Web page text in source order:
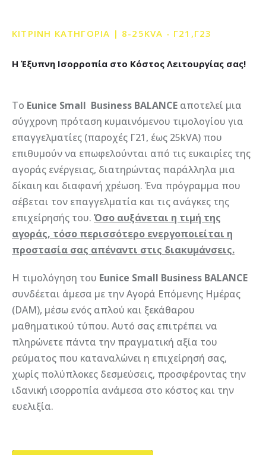
ΚΙΤΡΙΝΗ ΚΑΤΗΓΟΡΙΑ | 8-25KVA - Γ21,Γ23
Η Έξυπνη Ισορροπία στο Κόστος Λειτουργίας σας!
Το Eunice Small Business BALANCE αποτελεί μια
σύγχρονη πρόταση κυμαινόμενου τιμολογίου για
επαγγελματίες (παροχές Γ21, έως 25kVA) που
επιθυμούν να επωφελούνται από τις ευκαιρίες της
αγοράς ενέργειας, διατηρώντας παράλληλα μια
δίκαιη και διαφανή χρέωση. Ένα πρόγραμμα που
σέβεται τον επαγγελματία και τις ανάγκες της
επιχείρησής του. Όσο αυξάνεται η τιμή της
αγοράς, τόσο περισσότερο ενεργοποιείται η
προστασία σας απέναντι στις διακυμάνσεις.
Η τιμολόγηση του Eunice Small Business BALANCE
συνδέεται άμεσα με την Αγορά Επόμενης Ημέρας
(DAM), μέσω ενός απλού και ξεκάθαρου
μαθηματικού τύπου. Αυτό σας επιτρέπει να
πληρώνετε πάντα την πραγματική αξία του
ρεύματος που καταναλώνει η επιχείρησή σας,
χωρίς πολύπλοκες δεσμεύσεις, προσφέροντας την
ιδανική ισορροπία ανάμεσα στο κόστος και την
ευελιξία.